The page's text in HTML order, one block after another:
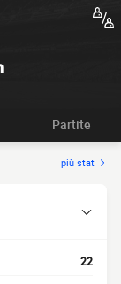
Partite
più stat
22